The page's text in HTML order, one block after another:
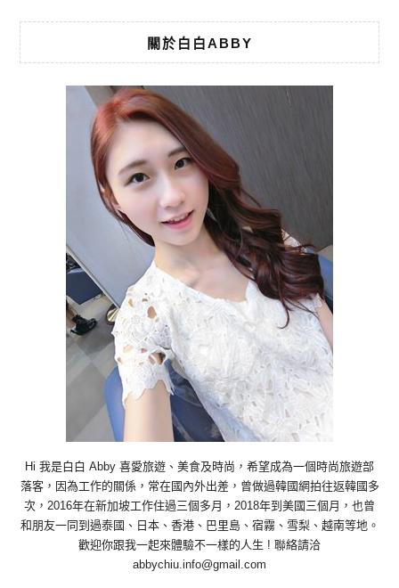
關於白白ABBY
Hi 我是白白 Abby 喜愛旅遊、美食及時尚，希望成為一個時尚旅遊部
落客，因為工作的關係，常在國內外出差，曾做過韓國網拍往返韓國多
次，2016年在新加坡工作住過三個多月，2018年到美國三個月，也曾
和朋友一同到過泰國、日本、香港、巴里島、宿霧、雪梨、越南等地。
歡迎你跟我一起來體驗不一樣的人生 ! 聯絡請洽
abbychiu.info@gmail.com